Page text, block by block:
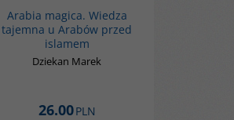
Arabia magica. Wiedza
tajemna u Arabów przed
islamem
Dziekan Marek
26.00PLN